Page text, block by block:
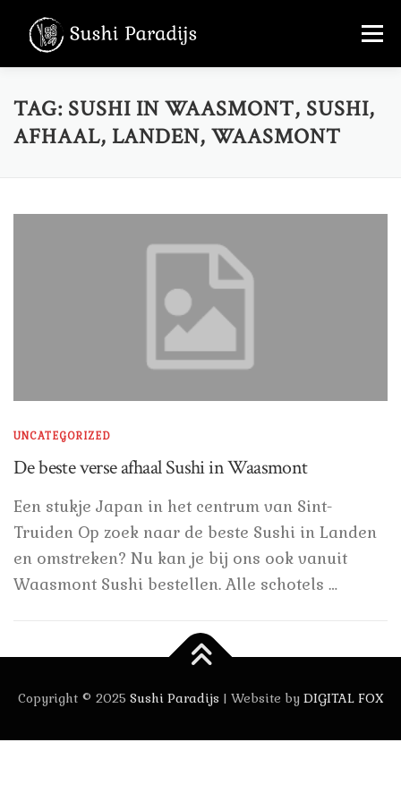
content
Menu
MENU OVER ONS FOTO’S
TAG: SUSHI IN WAASMONT, SUSHI,
AFHAAL, LANDEN, WAASMONT
UNCATEGORIZED
De beste verse afhaal Sushi in Waasmont
Een stukje Japan in het centrum van Sint-
Truiden Op zoek naar de beste Sushi in Landen
en omstreken? Nu kan je bij ons ook vanuit
Waasmont Sushi bestellen. Alle schotels …
Copyright © 2025 Sushi Paradijs | Website by DIGITAL FOX